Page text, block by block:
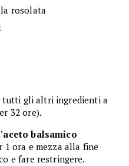
rosolata
tutti gli altri ingredienti a
32 ore).
balsamico
1 ora e mezza alla fine
e fare restringere.